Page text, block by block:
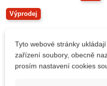
Výprodej
Tyto webové stránky
zařízení soubory, obecně
prosím nastavení cookies